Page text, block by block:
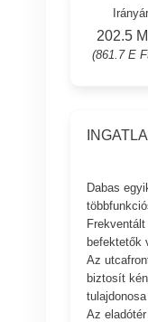
Irányár
202.5
(861.7 E
Dabas
befektetők
Az
biztosít
Az